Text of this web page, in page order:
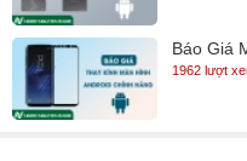
Báo Giá
1962 lượt